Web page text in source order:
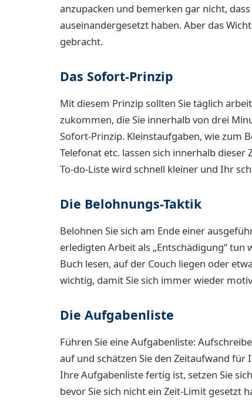
anzupacken und bemerken gar nicht,
auseinandergesetzt haben. Aber das
gebracht.
Das Sofort-Prinzip
Mit diesem Prinzip sollten Sie täglich
zukommen, die Sie innerhalb von drei
Sofort-Prinzip. Kleinstaufgaben, wie zum
Telefonat etc. lassen sich innerhalb
To-do-Liste wird schnell kleiner und Ihr
Die Belohnungs-Taktik
Belohnen Sie sich am Ende einer
erledigten Arbeit als „Entschädigung“ tun
Buch lesen, auf der Couch liegen oder
wichtig, damit Sie sich immer wieder
Die Aufgabenliste
Führen Sie eine Aufgabenliste:
auf und schätzen Sie den Zeitaufwand für
Ihre Aufgabenliste fertig ist, setzen Sie
bevor Sie sich nicht ein Zeit-Limit gesetzt